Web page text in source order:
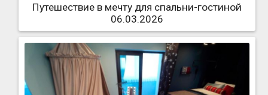
Путешествие в мечту для спальни-гостиной
06.03.2026